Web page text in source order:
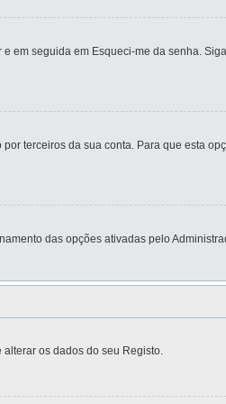
em seguida em Esqueci-me da senha.
terceiros da sua conta. Para que esta
das opções ativadas pelo
os dados do seu Registo.